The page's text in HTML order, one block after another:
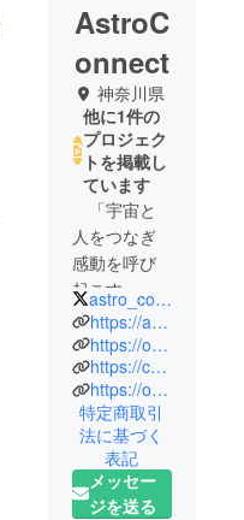
AstroC
onnect
神奈川県
他に1件の
プロジェク
トを掲載し
ています
「宇宙と
人をつなぎ
感動を呼び
起こす」こ
とをミッ
ションに、
個人・法人
に関わら
ず、様々な
宇宙関連の
イベント企
画・運営
astro_connect
https://astro-connect.com/
https://onlineplane.astro-connect.com/
https://camp-fire.jp/projects/739097/preview
https://onlineplane.official.ec/
特定商取引
法に基づく
表記
メッセー
ジを送る